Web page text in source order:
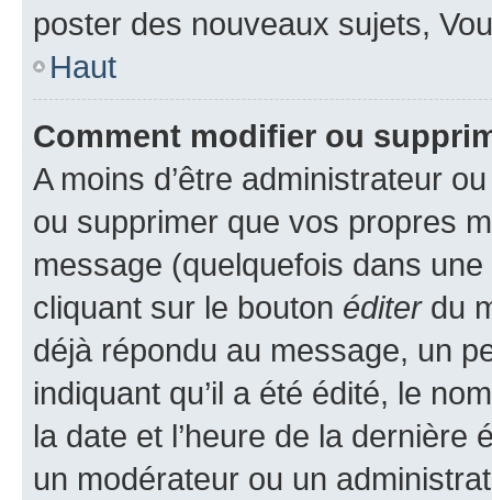
poster des nouveaux sujets,
Haut
Comment modifier ou
A moins d’être administrateur
ou supprimer que vos propres
message (quelquefois dans
cliquant sur le bouton éditerdu
déjà répondu au message, un
indiquant qu’il a été édité, le
la date et l’heure de la dernière
un modérateur ou un